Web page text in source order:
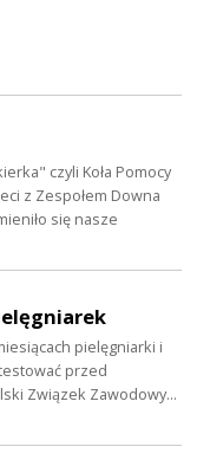
czyli Koła Pomocy
z Zespołem Downa
się nasze
pielęgniarki i
przed
Związek Zawodowy…